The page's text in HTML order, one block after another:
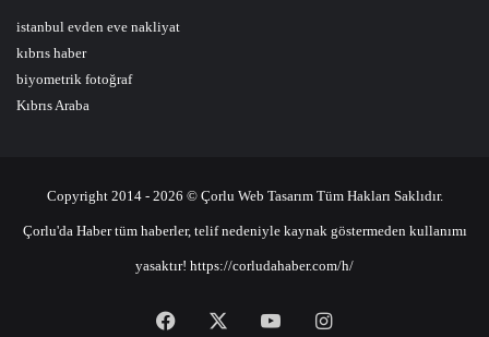
istanbul evden eve nakliyat
kıbrıs haber
biyometrik fotoğraf
Kıbrıs Araba
Copyright 2014 - 2026 © Çorlu Web Tasarım Tüm Hakları Saklıdır.
Çorlu'da Haber tüm haberler, telif nedeniyle kaynak göstermeden kullanımı
yasaktır! https://corludahaber.com/h/
Facebook YouTubeInstagram